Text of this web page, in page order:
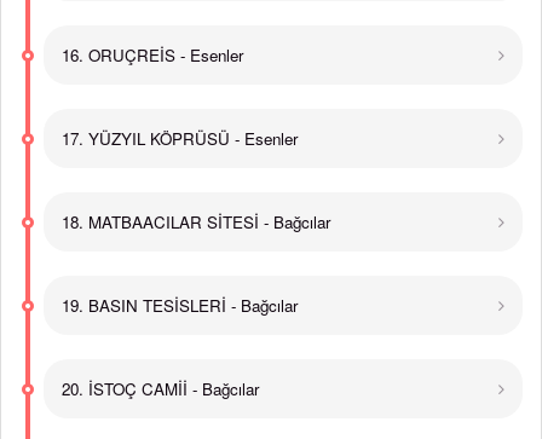
16. ORUÇREİS - Esenler
17. YÜZYIL KÖPRÜSÜ - Esenler
18. MATBAACILAR SİTESİ - Bağcılar
19. BASIN TESİSLERİ - Bağcılar
20. İSTOÇ CAMİİ - Bağcılar